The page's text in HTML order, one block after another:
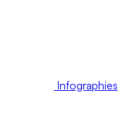
Infographies